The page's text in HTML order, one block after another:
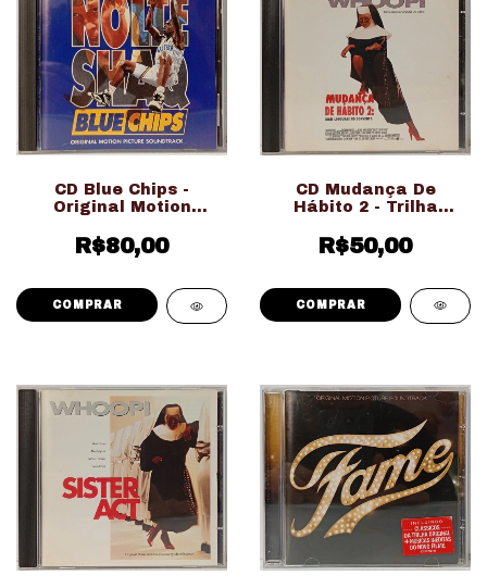
CD Blue Chips -
Original Motion
(Usado Ed. Importado)
R$80,00
CD Mudança De
Hábito 2 - Trilha
(Usado Ed. Nacional)
R$50,00